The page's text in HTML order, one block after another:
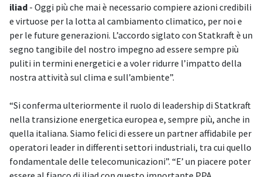
iliad - Oggi più che mai è necessario compiere azioni credibili
e virtuose per la lotta al cambiamento climatico, per noi e
per le future generazioni. L’accordo siglato con Statkraft è un
segno tangibile del nostro impegno ad essere sempre più
puliti in termini energetici e a voler ridurre l’impatto della
nostra attività sul clima e sull’ambiente”.
“Si conferma ulteriormente il ruolo di leadership di Statkraft
nella transizione energetica europea e, sempre più, anche in
quella italiana. Siamo felici di essere un partner affidabile per
operatori leader in differenti settori industriali, tra cui quello
fondamentale delle telecomunicazioni”. “E’ un piacere poter